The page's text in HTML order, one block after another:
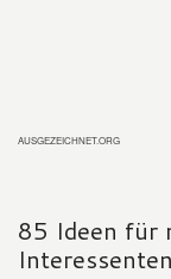
AUSGEZEICHNET.ORG
85 Ideen für
Interessenten